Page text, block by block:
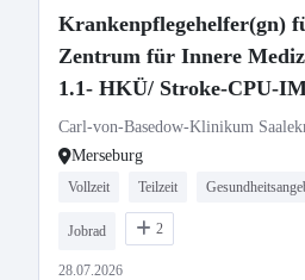
Krankenpflegehelfer(gn)
Zentrum für Innere
1.1- HKÜ/ Stroke-CPU-
Carl-von-Basedow-Klinikum
Merseburg
Vollzeit Teilzeit
Jobrad 2
28.07.2026